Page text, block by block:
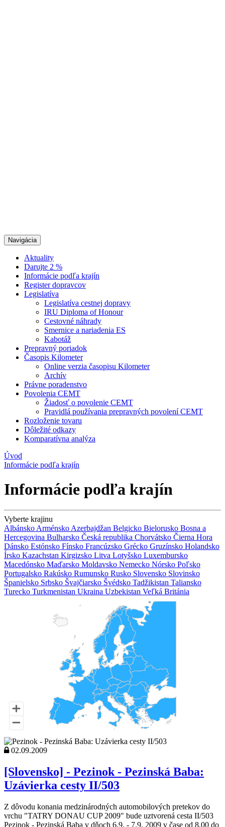
Navigácia
Aktuality
Darujte 2 %
Informácie podľa krajín
Register dopravcov
Legislatíva
Legislatíva cestnej dopravy
IRU Diploma of Honour
Cestovné náhrady
Smernice a nariadenia ES
Kabotáž
Prepravný poriadok
Časopis Kilometer
Online verzia časopisu Kilometer
Archív
Právne poradenstvo
Povolenia CEMT
Žiadosť o povolenie CEMT
Pravidlá používania prepravných povolení CEMT
Rozloženie tovaru
Dôležité odkazy
Komparatívna analýza
Úvod
Informácie podľa krajín
Informácie podľa krajín
Vyberte krajinu
Albánsko Arménsko Azerbajdžan Belgicko Bielorusko Bosna a
Hercegovina Bulharsko Česká republika Chorvátsko Čierna Hora
Dánsko Estónsko Fínsko Francúzsko Grécko Gruzínsko Holandsko
Írsko Kazachstan Kirgizsko Litva Lotyšsko Luxembursko
Macedónsko Maďarsko Moldavsko Nemecko Nórsko Poľsko
Portugalsko Rakúsko Rumunsko Rusko Slovensko Slovinsko
Španielsko Srbsko Švajčiarsko Švédsko Tadžikistan Taliansko
Turecko Turkmenistan Ukraina Uzbekistan Veľká Británia
02.09.2009
[Slovensko] - Pezinok - Pezinská Baba:
Uzávierka cesty II/503
Z dôvodu konania medzinárodných automobilových pretekov do
vrchu "TATRY DONAU CUP 2009" bude uztvorená cesta II/503
Pezinok - Pezinská Baba v dňoch 6.9. - 7.9. 2009 v čase od 8,00 do